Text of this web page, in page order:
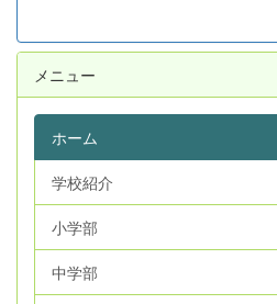
メニュー
ホーム
学校紹介
小学部
中学部